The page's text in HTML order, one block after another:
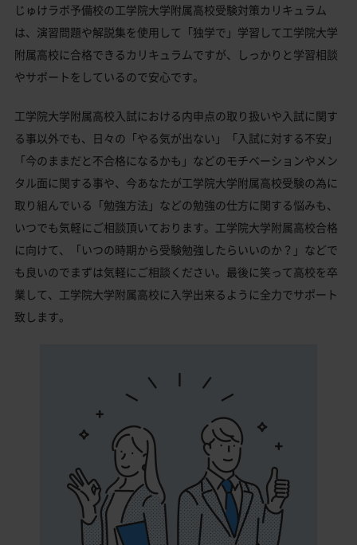
じゅけラボ予備校の工学院大学附属高校受験対策カリキュラム
は、演習問題や解説集を使用して「独学で」学習して工学院大学
附属高校に合格できるカリキュラムですが、しっかりと学習相談
やサポートをしているので安心です。
工学院大学附属高校入試における内申点の取り扱いや入試に関す
る事以外でも、日々の「やる気が出ない」「入試に対する不安」
「今のままだと不合格になるかも」などのモチベーションやメン
タル面に関する事や、今あなたが工学院大学附属高校受験の為に
取り組んでいる「勉強方法」などの勉強の仕方に関する悩みも、
いつでも気軽にご相談頂いております。工学院大学附属高校合格
に向けて、「いつの時期から受験勉強したらいいのか？」などで
も良いのでまずは気軽にご相談ください。最後に笑って高校を卒
業して、工学院大学附属高校に入学出来るように全力でサポート
致します。